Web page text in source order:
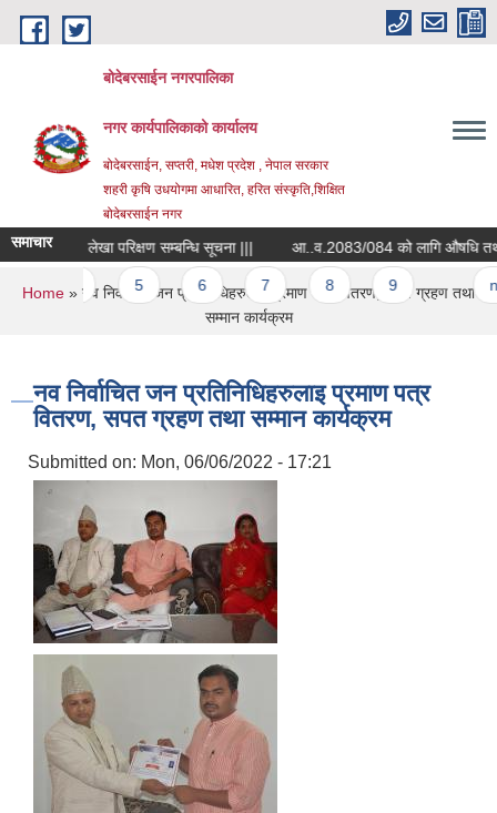
Skip to main content
बोदेबरसाईन नगरपालिका
नगर कार्यपालिकाको कार्यालय
बोदेबरसाईन, सप्तरी, मधेश प्रदेश , नेपाल सरकार
शहरी कृषि उधयोगमा आधारित, हरित संस्कृति,शिक्षित
बोदेबरसाईन नगर
समाचार
लेखा परिक्षण सम्बन्धि सूचना |||
6 7 8 9 … next ›
You are here
Home » नव निर्वाचित जन प्रतिनिधिहरुलाइ प्रमाण पत्र वितरण, सपत ग्रहण तथा
सम्मान कार्यक्रम
नव निर्वाचित जन प्रतिनिधिहरुलाइ प्रमाण पत्र
वितरण, सपत ग्रहण तथा सम्मान कार्यक्रम
Submitted on: Mon, 06/06/2022 - 17:21